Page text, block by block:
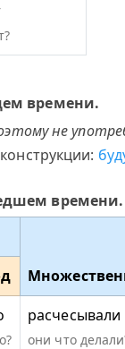
времени.
не
времени.
расчесывали
они что